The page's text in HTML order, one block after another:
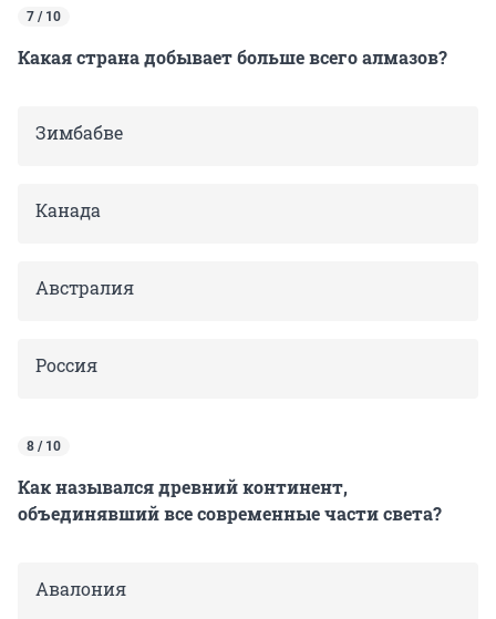
7 / 10
Какая страна добывает больше всего алмазов?
Зимбабве
Канада
Австралия
Россия
8 / 10
Как назывался древний континент,
объединявший все современные части света?
Авалония